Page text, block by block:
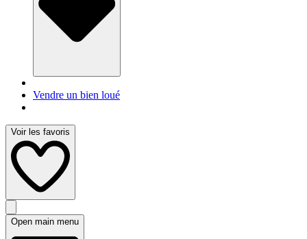
Vendre un bien loué
Voir les favoris
Open main menu